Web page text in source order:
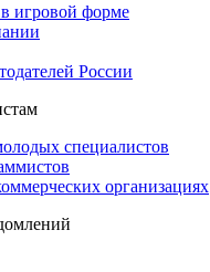
игровой форме
России
специалистов
организациях